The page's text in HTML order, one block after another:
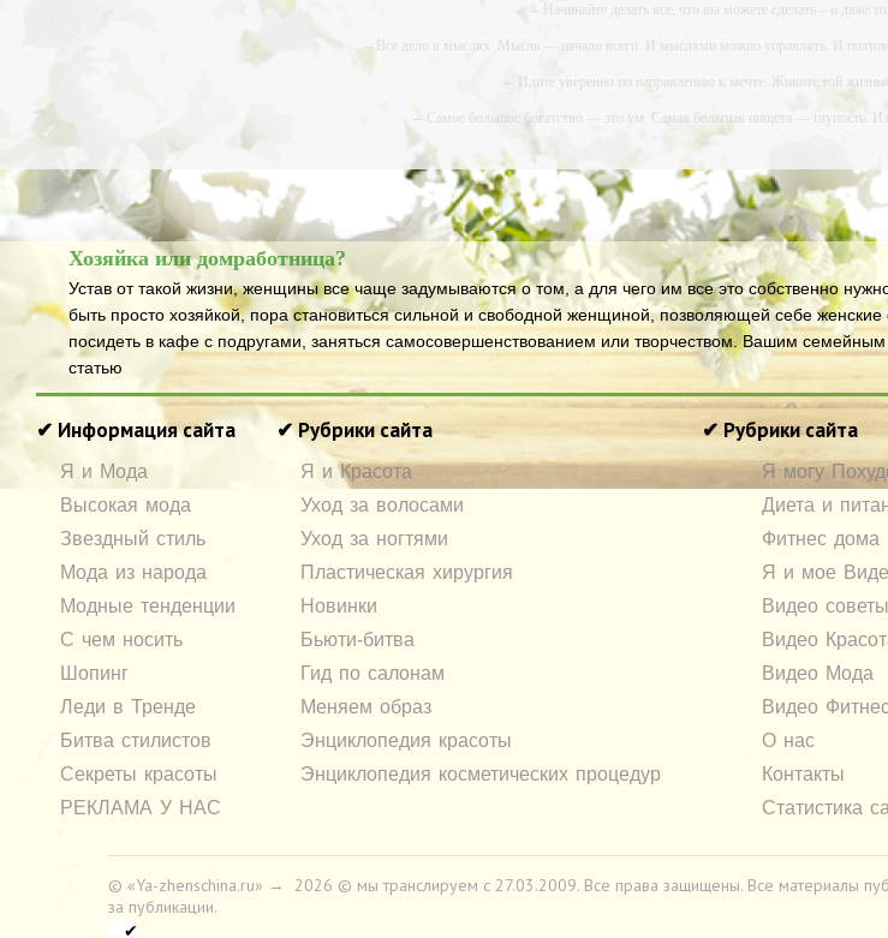
-- Начинайте делать все, что вы можете сделать – и даже
-- Все дело в мыслях. Мысль — начало всего. И мыслями можно управлять. И
-- Идите уверенно по направлению к мечте. Живите той
-- Самое большое богатство — это ум. Самая большая нищета — глупость.
-- Лучшее, что можно сделать с хорошим советом, это пропустить его мимо ушей. Он
-- Люблю давать советы и очень не люблю,
Хозяйка или домработница?
Устав от такой жизни, женщины все чаще задумываются о том, а для чего им все это собственно
быть просто хозяйкой, пора становиться сильной и свободной женщиной, позволяющей себе женские
посидеть в кафе с подругами, заняться самосовершенствованием или творчеством. Вашим семейным
статью
✔ Информация сайта
Я и Мода
Высокая мода
Звездный стиль
Мода из народа
Модные тенденции
С чем носить
Шопинг
Леди в Тренде
Битва стилистов
Секреты красоты
РЕКЛАМА У НАС
✔ Рубрики сайта
Я и Красота
Уход за волосами
Уход за ногтями
Пластическая хирургия
Новинки
Бьюти-битва
Гид по салонам
Меняем образ
Энциклопедия красоты
Энциклопедия косметических процедур
✔ Рубрики сайта
Я могу
Диета и
Фитнес дома
Я и мое
Видео советы
Видео
Видео Мода
Видео
О нас
Контакты
Статистика
© «Ya-zhenschina.ru» → 2026 © мы транслируем с 27.03.2009. Все права защищены. Все материалы
за публикации.
✔